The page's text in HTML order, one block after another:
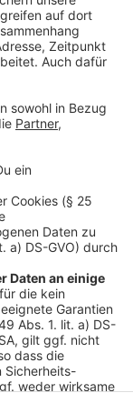
inoffiziell? Na
wohnt, muss
das
schafft
Vielleicht. Dass
Tätigkeit
wurde? Hat
lebensfroh.
Gut,
fünf Minuten